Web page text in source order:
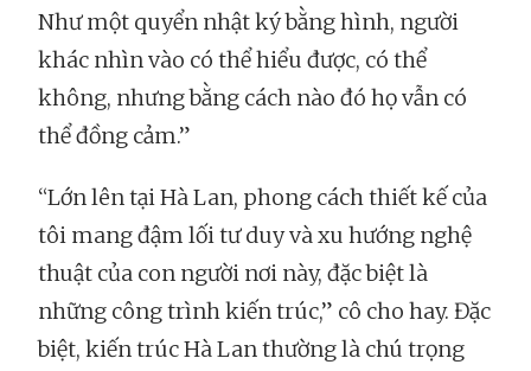
Như một quyển nhật ký bằng hình, người
khác nhìn vào có thể hiểu được, có thể
không, nhưng bằng cách nào đó họ vẫn có
thể đồng cảm.”
“Lớn lên tại Hà Lan, phong cách thiết kế của
tôi mang đậm lối tư duy và xu hướng nghệ
thuật của con người nơi này, đặc biệt là
những công trình kiến trúc,” cô cho hay. Đặc
biệt, kiến trúc Hà Lan thường là chú trọng